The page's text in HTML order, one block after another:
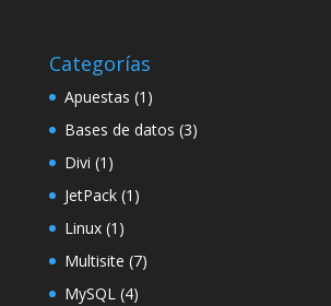
Categorías
Apuestas (1)
Bases de datos (3)
Divi (1)
JetPack(1)
Linux(1)
Multisite (7)
MySQL(4)